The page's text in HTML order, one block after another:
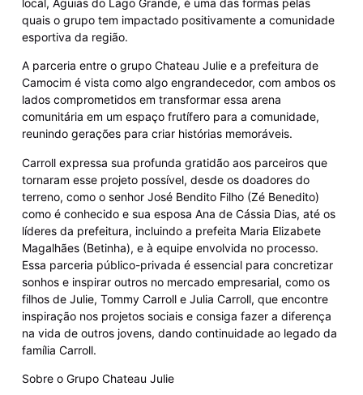
local, Águias do Lago Grande, é uma das formas pelas
quais o grupo tem impactado positivamente a comunidade
esportiva da região.
A parceria entre o grupo Chateau Julie e a prefeitura de
Camocim é vista como algo engrandecedor, com ambos os
lados comprometidos em transformar essa arena
comunitária em um espaço frutífero para a comunidade,
reunindo gerações para criar histórias memoráveis.
Carroll expressa sua profunda gratidão aos parceiros que
tornaram esse projeto possível, desde os doadores do
terreno, como o senhor José Bendito Filho (Zé Benedito)
como é conhecido e sua esposa Ana de Cássia Dias, até os
líderes da prefeitura, incluindo a prefeita Maria Elizabete
Magalhães (Betinha), e à equipe envolvida no processo.
Essa parceria público-privada é essencial para concretizar
sonhos e inspirar outros no mercado empresarial, como os
filhos de Julie, Tommy Carroll e Julia Carroll, que encontre
inspiração nos projetos sociais e consiga fazer a diferença
na vida de outros jovens, dando continuidade ao legado da
família Carroll.
Sobre o Grupo Chateau Julie